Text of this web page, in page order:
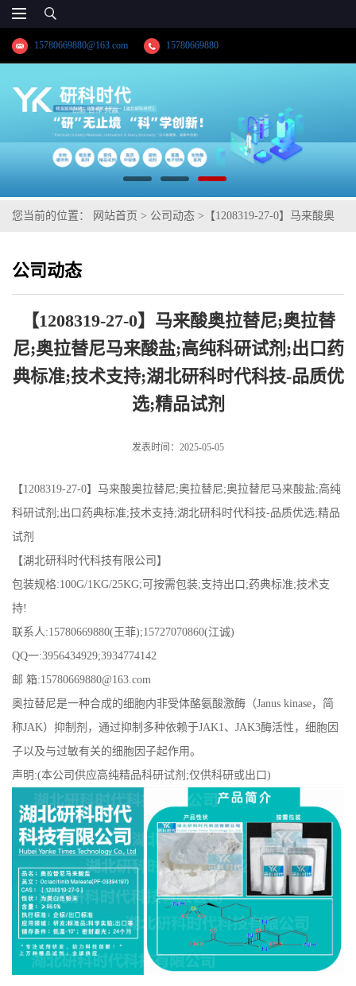
15780669880@163.com 15780669880
您当前的位置： 网站首页 > 公司动态 > 【1208319-27-0】马来酸奥
术支持;湖北研科时代科技-品质优选;精品试剂
公司动态
【1208319-27-0】马来酸奥拉替尼;奥拉替
尼;奥拉替尼马来酸盐;高纯科研试剂;出口药
典标准;技术支持;湖北研科时代科技-品质优
选;精品试剂
发表时间：2025-05-05
【1208319-27-0】马来酸奥拉替尼;奥拉替尼;奥拉替尼马来酸盐;高纯
科研试剂;出口药典标准;技术支持;湖北研科时代科技-品质优选;精品
试剂
【湖北研科时代科技有限公司】
包装规格:100G/1KG/25KG;可按需包装;支持出口;药典标准;技术支
持!
联系人:15780669880(王菲);15727070860(江诚)
QQ一:3956434929;3934774142
邮 箱:15780669880@163.com
奥拉替尼是一种合成的细胞内非受体酪氨酸激酶（Janus kinase，简
称JAK）抑制剂，通过抑制多种依赖于JAK1、JAK3酶活性，细胞因
子以及与过敏有关的细胞因子起作用。
声明:(本公司供应高纯精品科研试剂;仅供科研或出口)